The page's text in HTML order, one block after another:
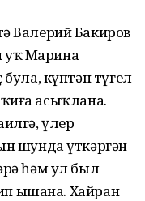
Валерий Бакиров
уҡ Марина
күптән түгел
асыҡлана.
үлер
шунда үткәргән
һәм ул был
ышана. Хайран